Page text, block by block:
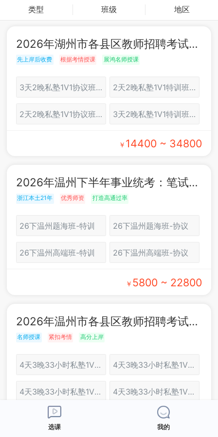
类型 班级 地区
2026年湖州市各县区教师招聘考试：面试培训
先上岸后收费 根据考情授课 展鸿名师授课
3天2晚私塾1V1协议班（湖州） 2天2晚私塾1V1特训班（湖州）
2天2晚私塾1V1协议班（湖州） 3天2晚私塾1V1特训班（湖州）
￥ 14400 ~ 34800
2026年温州下半年事业统考：笔试培训
浙江本土21年 优秀师资 打造高通过率
26下温州题海班-特训 26下温州题海班-协议
26下温州高端班-特训 26下温州高端班-协议
￥ 5800 ~ 22800
2026年温州市各县区教师招聘考试：面试培训
名师授课 紧扣考情 高分上岸
4天3晚33小时私塾1V2协议班（温州） 4天3晚33小时私塾1V2特训班（温州）
4天3晚33小时私塾1V1协议班（温州） 4天3晚33小时私塾1V1特训班（温州）
选课 我的